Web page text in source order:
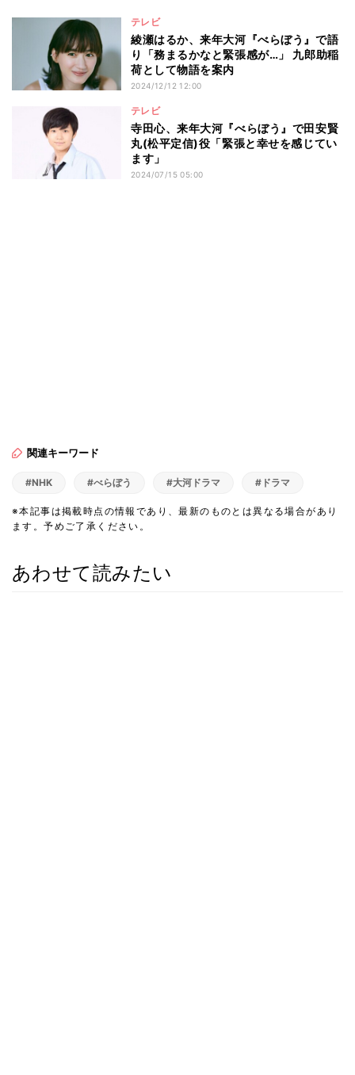
テレビ
綾瀬はるか、来年大河『べらぼう』で語
り「務まるかなと緊張感が…」 九郎助稲
荷として物語を案内
2024/12/12 12:00
テレビ
寺田心、来年大河『べらぼう』で田安賢
丸(松平定信)役「緊張と幸せを感じてい
ます」
2024/07/15 05:00
関連キーワード
#NHK #べらぼう #大河ドラマ #ドラマ
※本記事は掲載時点の情報であり、最新のものとは異なる場合があり
ます。予めご了承ください。
あわせて読みたい